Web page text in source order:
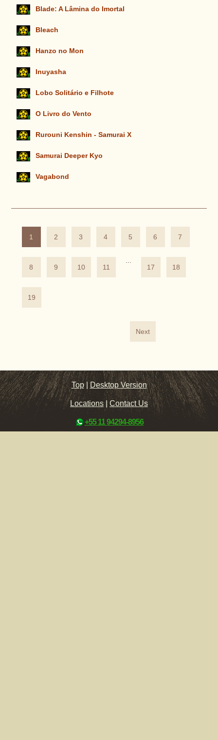
Blade: A Lâmina do Imortal
Bleach
Hanzo no Mon
Inuyasha
Lobo Solitário e Filhote
O Livro do Vento
Rurouni Kenshin - Samurai X
Samurai Deeper Kyo
Vagabond
1 2 3 4 5 6 7
8 9 10 11
17
18
19
Next
Top |Desktop Version
Locations|Contact Us
+55 11 94294-8956